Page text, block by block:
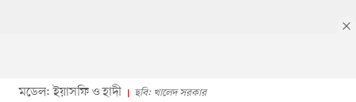
মডেল: ইয়াসফি ও হাদী ছবি: খালেদ সরকার